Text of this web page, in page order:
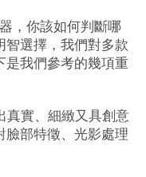
，你該如何判斷哪
智選擇，我們對多款
是我們參考的幾項重
真實、細緻又具創意
臉部特徵、光影處理